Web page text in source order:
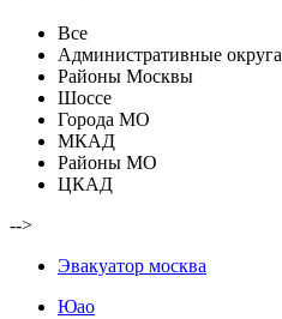
Все
Административные округа
Районы Москвы
Шоссе
Города МО
МКАД
Районы МО
ЦКАД
-->
Эвакуатор москва
Юао